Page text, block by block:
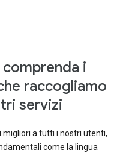
i
raccogliamo
servizi
a tutti i nostri utenti,
come la lingua